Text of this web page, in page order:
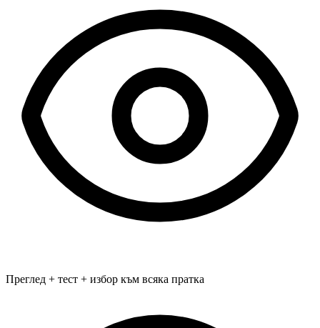
Преглед + тест + избор към всяка пратка